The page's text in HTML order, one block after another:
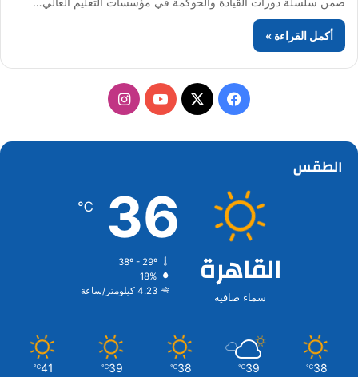
أكمل القراءة »
فيسبوك
‫X
‫YouTubeانستقرام
الطقس
القاهرة
سماء صافية
36
℃
38º - 29º
18%
4.23 كيلومتر/ساعة
38
℃
39
℃
38
℃
39
℃
41
℃